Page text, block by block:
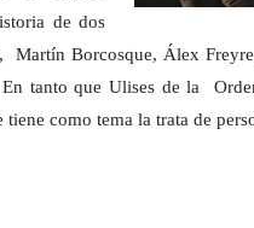
de dos
Martín Borcosque, Álex
tanto que Ulises de la
como tema la trata de